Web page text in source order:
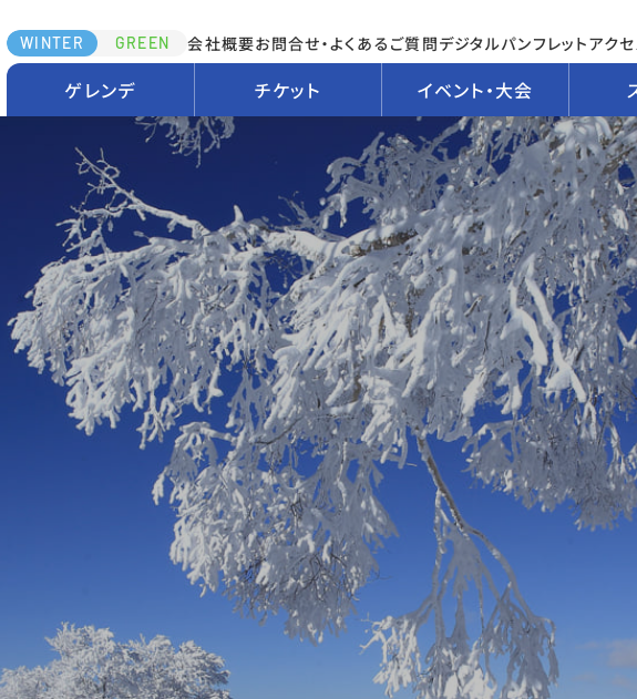
ゲレンデ チケット イベント・大会
WINTER GREEN 会社概要お問合せ・よくあるご質問デジタルパンフレットアク